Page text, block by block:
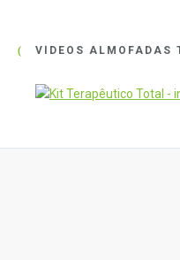
VÍDEOS ALMOFADAS